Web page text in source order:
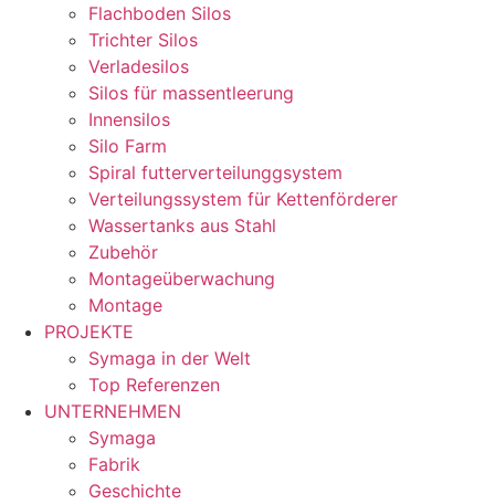
Flachboden Silos
Trichter Silos
Verladesilos
Silos für massentleerung
Innensilos
Silo Farm
Spiral futterverteilunggsystem
Verteilungssystem für Kettenförderer
Wassertanks aus Stahl
Zubehör
Montageüberwachung
Montage
PROJEKTE
Symaga in der Welt
Top Referenzen
UNTERNEHMEN
Symaga
Fabrik
Geschichte